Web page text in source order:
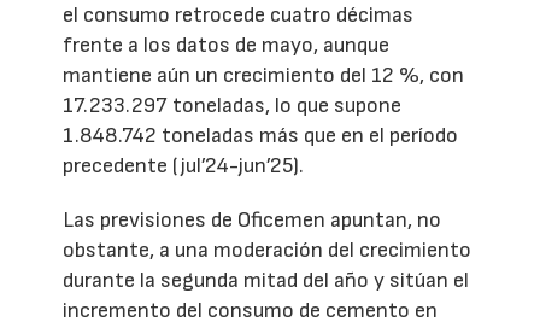
el consumo retrocede cuatro décimas
frente a los datos de mayo, aunque
mantiene aún un crecimiento del 12 %, con
17.233.297 toneladas, lo que supone
1.848.742 toneladas más que en el período
precedente (jul’24-jun’25).
Las previsiones de Oficemen apuntan, no
obstante, a una moderación del crecimiento
durante la segunda mitad del año y sitúan el
incremento del consumo de cemento en